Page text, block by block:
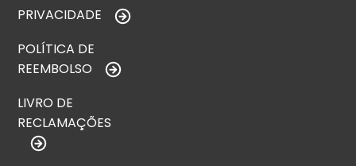
PRIVACIDADE
POLÍTICA DE
REEMBOLSO
LIVRO DE
RECLAMAÇÕES